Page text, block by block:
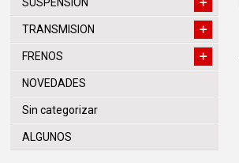
TRANSMISION
FRENOS
NOVEDADES
Sin categorizar
ALGUNOS